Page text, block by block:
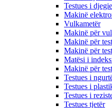
Testues i
Makinë
Vulkametër
Makinë për
Makinë për
Makinë për
Matësi i
Makinë për
Testues i
Testues i
Testues i
Testues tjetër